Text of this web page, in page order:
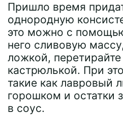
Пришло время
однородную
это можно с
него сливовую
ложкой,
кастрюлькой. При
такие как лавровый
горошком и остатки
в соус.